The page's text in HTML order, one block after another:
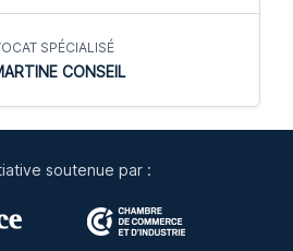
SPÉCIALISÉ
CONSEIL
soutenue par :